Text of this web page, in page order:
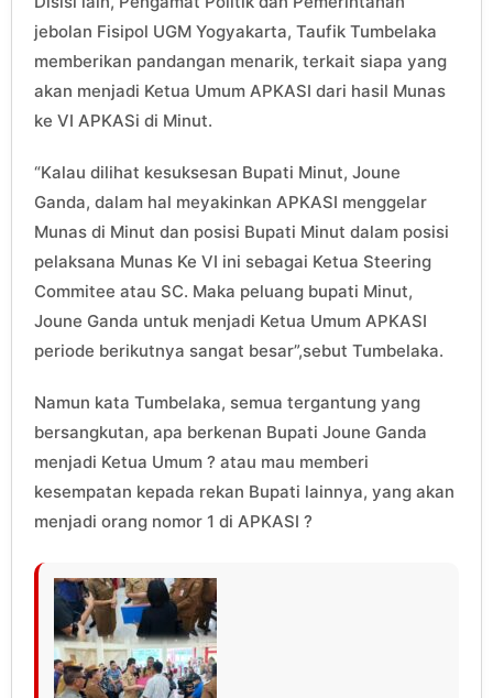
jebolan Fisipol UGM Yogyakarta, Taufik Tumbelaka
memberikan pandangan menarik, terkait siapa yang
akan menjadi Ketua Umum APKASI dari hasil Munas
ke VI APKASi di Minut.
“Kalau dilihat kesuksesan Bupati Minut, Joune
Ganda, dalam hal meyakinkan APKASI menggelar
Munas di Minut dan posisi Bupati Minut dalam posisi
pelaksana Munas Ke VI ini sebagai Ketua Steering
Commitee atau SC. Maka peluang bupati Minut,
Joune Ganda untuk menjadi Ketua Umum APKASI
periode berikutnya sangat besar”,sebut Tumbelaka.
Namun kata Tumbelaka, semua tergantung yang
bersangkutan, apa berkenan Bupati Joune Ganda
menjadi Ketua Umum ? atau mau memberi
kesempatan kepada rekan Bupati lainnya, yang akan
menjadi orang nomor 1 di APKASI ?